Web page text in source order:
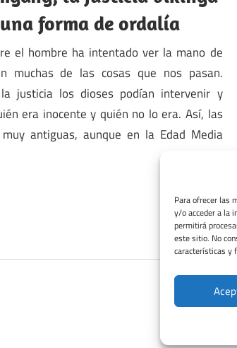
Para ofrecer las
y/o acceder a la
permitirá
este sitio. No
características y
forma de ordalía
el hombre ha intentado ver la mano de
muchas de las cosas que nos pasan.
justicia los dioses podían intervenir y
era inocente y quién no lo era. Así, las
antiguas, aunque en la Edad Media